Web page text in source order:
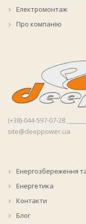
Електромонтаж
Про компанію
(+38)-044-597-07-28
site@deeppower.ua
Енергозбереження
Енергетика
Контакти
Блог